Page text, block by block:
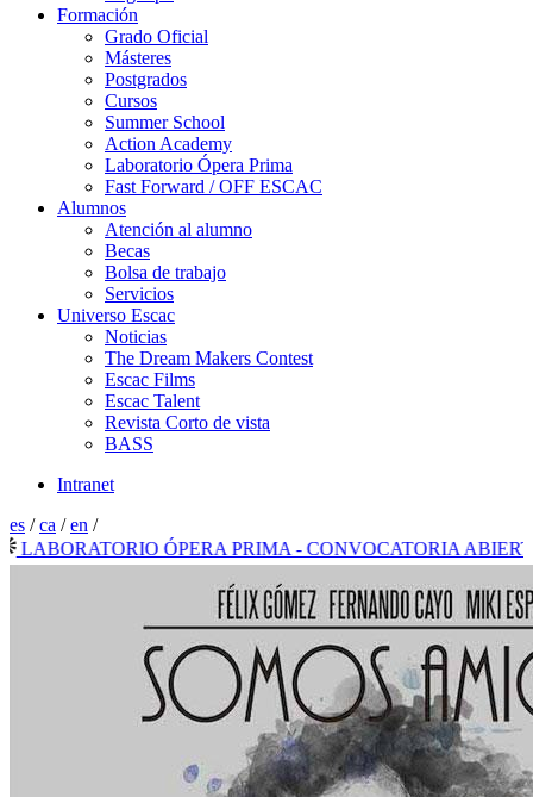
Formación
Grado Oficial
Másteres
Postgrados
Cursos
Summer School
Action Academy
Laboratorio Ópera Prima
Fast Forward / OFF ESCAC
Alumnos
Atención al alumno
Becas
Bolsa de trabajo
Servicios
Universo Escac
Noticias
The Dream Makers Contest
Escac Films
Escac Talent
Revista Corto de vista
BASS
Intranet
es /ca /en /
ÓPERA PRIMA - CONVOCATORIA ABIERTA